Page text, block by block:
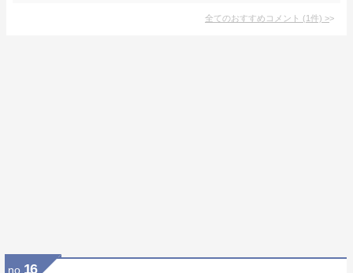
全てのおすすめコメント (1件) >
no. 16